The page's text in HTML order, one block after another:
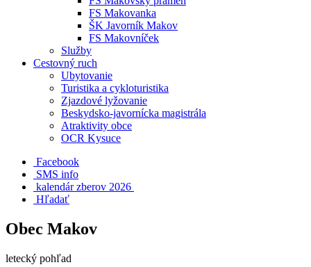
FS Makovanka
ŠK Javorník Makov
FS Makovníček
Služby
Cestovný ruch
Ubytovanie
Turistika a cykloturistika
Zjazdové lyžovanie
Beskydsko-javornícka magistrála
Atraktivity obce
OCR Kysuce
Facebook
SMS info
​ kalendár zberov 2026
Hľadať
Obec Makov
letecký pohľad